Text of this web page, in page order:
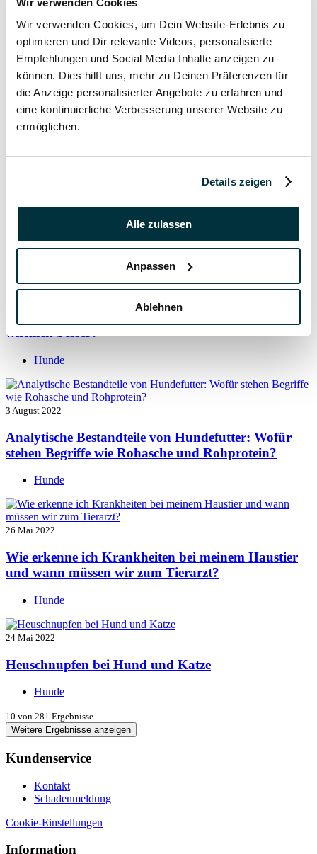
Wir verwenden Cookies, um Dein Website-Erlebnis zu
optimieren und Dir relevante Videos, personalisierte
Empfehlungen und Social Media Inhalte anzeigen zu
können. Dies hilft uns, mehr zu Deinen Präferenzen für
die Anzeige personalisierter Angebote zu erfahren und
eine kontinuierliche Verbesserung unserer Website zu
ermöglichen.
Details zeigen
Alle zulassen
Anpassen
Ablehnen
Hunde
15 August 2022
Vitamin B für den Hund: Für was ist es wichtig?
Hunde
wichtig?
Hunde
5 August 2022
wirklich besser?
Hunde
3 August 2022
Analytische Bestandteile von Hundefutter: Wofür
stehen Begriffe wie Rohasche und Rohprotein?
Hunde
26 Mai 2022
Wie erkenne ich Krankheiten bei meinem Haustier
und wann müssen wir zum Tierarzt?
Hunde
24 Mai 2022
Heuschnupfen bei Hund und Katze
Hunde
10 von 281 Ergebnisse
Weitere Ergebnisse anzeigen
Kundenservice
Kontakt
Schadenmeldung
Cookie-Einstellungen
Information